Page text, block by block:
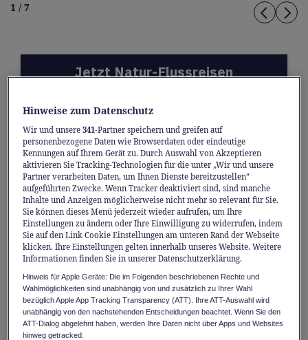
1 / 7
Jetzt Natur-Flussreisen
Wo der Kranich rastet und der
Seeadler kreist
Die geschützten Naturschönheiten an der
Ostsee sind Schauplatz eines seltenen
Naturschauspiels: Tausende Kraniche rasten
in der Vorpommerschen Boddenlandschaft.
Excellence geleitet Sie an artenreiche Ufer
und Küsten sowie zu Kliffen und Mooren am
Oderdelta, auf den Spuren des Seeadlers und
seltener Tiere.
Hinweise zum Datenschutz
Wir und unsere341-Partner speichern und greifen auf
personenbezogene Daten wie Browserdaten oder eindeutige
Kennungen auf Ihrem Gerät zu. Durch Auswahl von Akzeptieren
aktivieren Sie Tracking-Technologien für die unter „Wir und unsere
Partner verarbeiten Daten, um Ihnen Dienste bereitzustellen“
aufgeführten Zwecke. Wenn Tracker deaktiviert sind, sind manche
Inhalte und Anzeigen möglicherweise nicht mehr so relevant für Sie.
Sie können dieses Menü jederzeit wieder aufrufen, um Ihre
Einstellungen zu ändern oder Ihre Einwilligung zu widerrufen, indem
Sie auf den Link Cookie Einstellungen am unteren Rand der Webseite
klicken. Ihre Einstellungen gelten innerhalb unseres Website. Weitere
Informationen finden Sie in unserer Datenschutzerklärung.
Hinweis für Apple Geräte: Die im Folgenden beschriebenen Rechte und
Wahlmöglichkeiten sind unabhängig von und zusätzlich zu Ihrer Wahl
bezüglich Apple App Tracking Transparency (ATT). Ihre ATT-Auswahl wird
unabhängig von den nachstehenden Entscheidungen beachtet. Wenn Sie den
ATT-Dialog abgelehnt haben, werden Ihre Daten nicht über Apps und Websites
hinweg getracked.